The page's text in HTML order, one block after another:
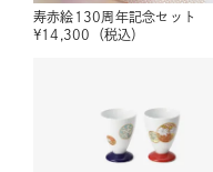
寿赤絵130周年記念セット
¥14,300 （税込）